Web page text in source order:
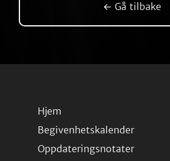
← Gå tilbake
Hjem
Begivenhetskalender
Oppdateringsnotater